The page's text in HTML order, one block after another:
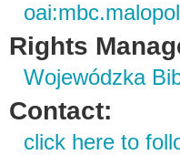
Rights
Wojewódzka
Contact:
click here to